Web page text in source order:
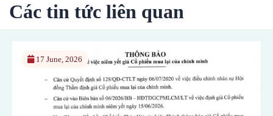
Các tin tức liên quan
17 June, 2026